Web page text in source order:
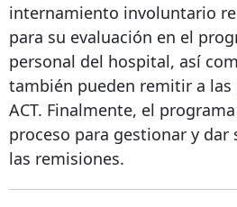
internamiento involuntario
para su evaluación en el
personal del hospital, así
también pueden remitir a las
ACT. Finalmente, el
proceso para gestionar y
las remisiones.